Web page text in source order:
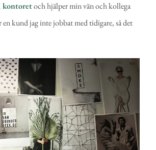
kontoretoch hjälper min vän och kollega
kund jag inte jobbat med tidigare, så det